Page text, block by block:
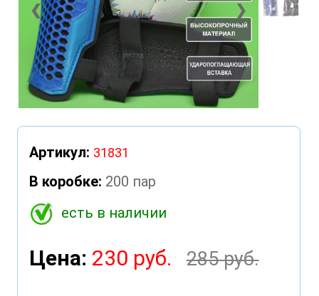
❮ ❯
Артикул: 31831
В коробке: 200 пар
есть в наличии
Цена: 230 руб. 285 руб.